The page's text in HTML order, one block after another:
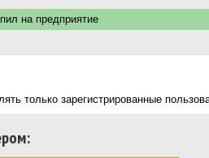
на предприятие
только зарегистрированные